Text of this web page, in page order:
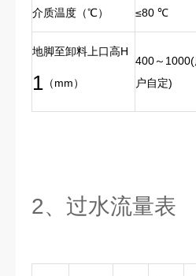
介质温度（℃） ≤80 ℃
地脚至卸料上口高H
1 （mm）
400～1000(
户自定)
2、过水流量表